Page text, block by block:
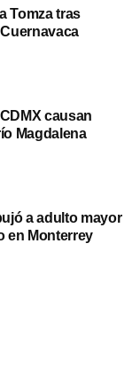
Tomza tras
causan
Magdalena
a adulto mayor
en Monterrey